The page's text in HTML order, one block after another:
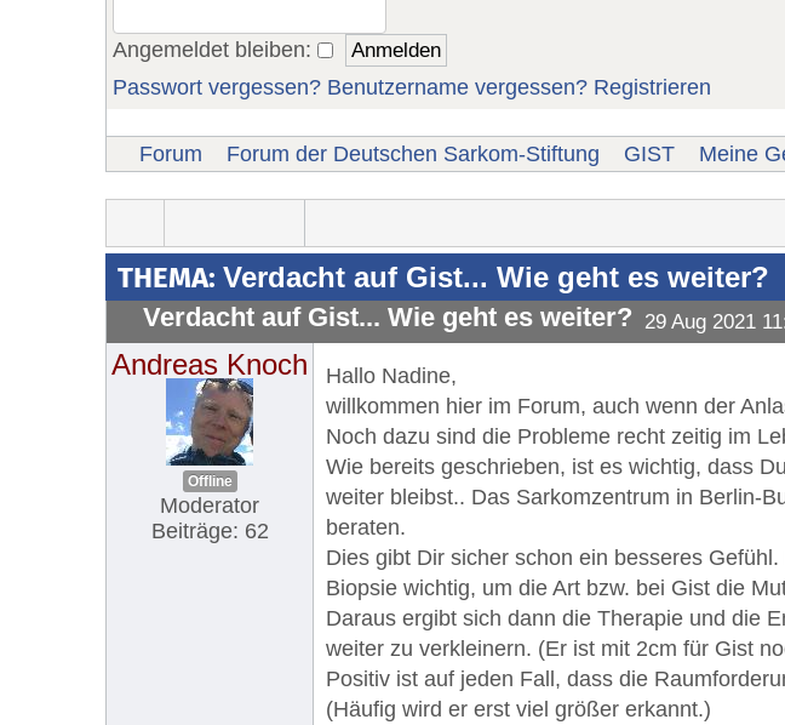
Angemeldet bleiben:
Passwort vergessen? Benutzername vergessen? Registrieren
Forum Forum der Deutschen Sarkom-Stiftung GIST Meine
THEMA: Verdacht auf Gist... Wie geht es weiter?
Verdacht auf Gist... Wie geht es weiter? 29 Aug 2021
Andreas Knoch
Offline
Moderator
Beiträge: 62
Hallo Nadine,
willkommen hier im Forum, auch wenn der
Noch dazu sind die Probleme recht zeitig im
Wie bereits geschrieben, ist es wichtig, dass
weiter bleibst.. Das Sarkomzentrum in Berlin-
beraten.
Dies gibt Dir sicher schon ein besseres
Biopsie wichtig, um die Art bzw. bei Gist die
Daraus ergibt sich dann die Therapie und die
weiter zu verkleinern. (Er ist mit 2cm für Gist
Positiv ist auf jeden Fall, dass die
(Häufig wird er erst viel größer erkannt.)